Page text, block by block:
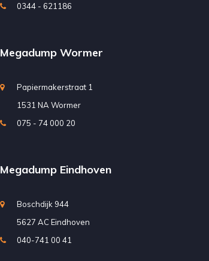
0344 - 621186
Megadump Wormer
Papiermakerstraat 1
1531 NA Wormer
075 - 74 000 20
Megadump Eindhoven
Boschdijk 944
5627 AC Eindhoven
040-741 00 41